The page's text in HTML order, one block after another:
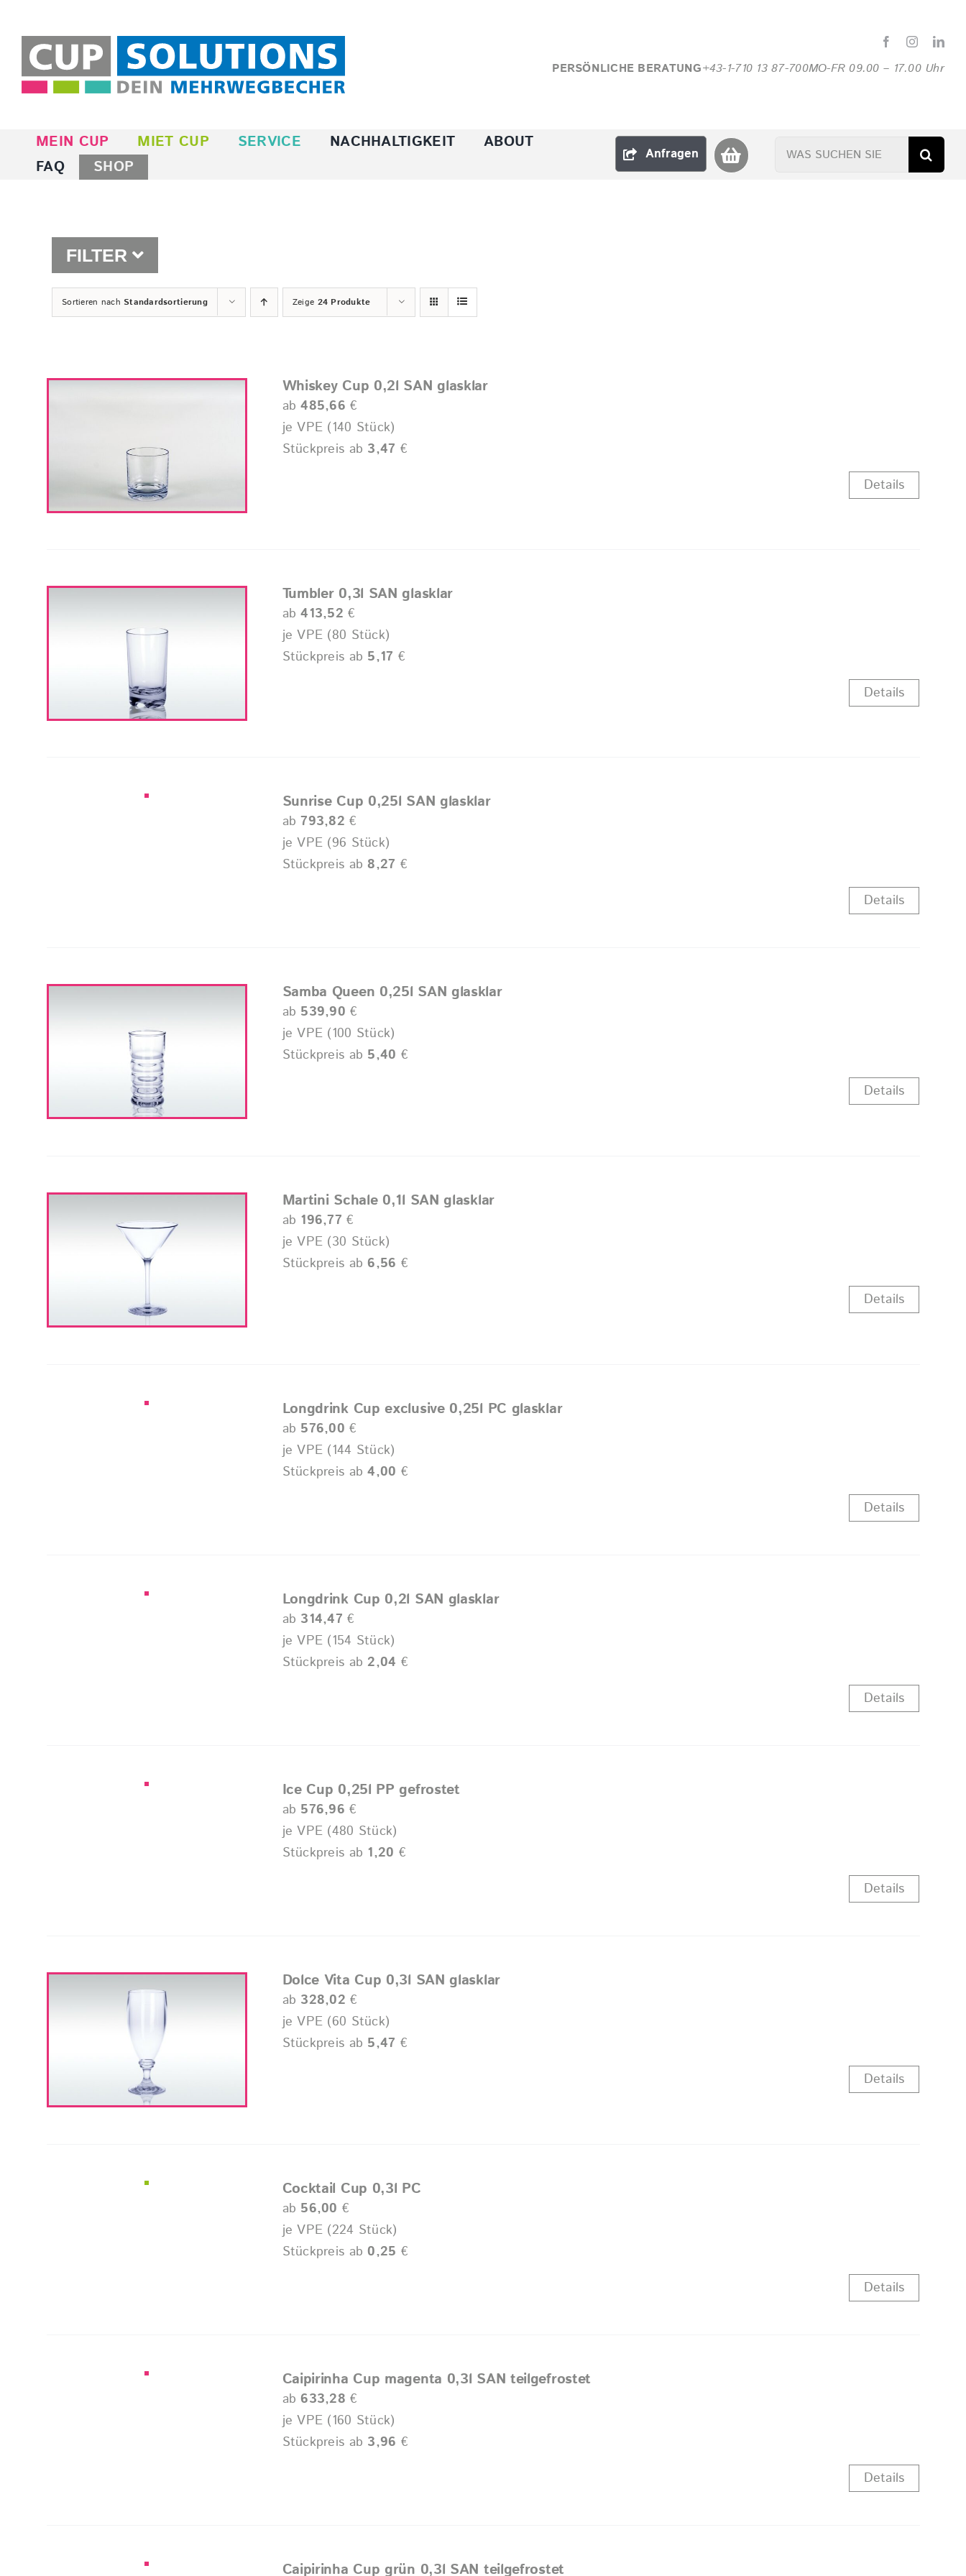
Inhalt
springen
PERSÖNLICHE BERATUNG+43-1-710 13 87-700MO-FR 09.00 – 17.00 Uhr
MEIN CUP MIET CUP SERVICE NACHHALTIGKEIT
ABOUT
FAQ
SHOP
Anfragen
Suche
FILTER
Sortieren nach Standardsortierung Zeige 24 Produkte
Whiskey Cup 0,2l SAN glasklar
ab485,66 €
je VPE (140 Stück)
Stückpreis ab 3,47 €
Details
Tumbler 0,3l SAN glasklar
ab413,52 €
je VPE (80 Stück)
Stückpreis ab 5,17 €
Details
Sunrise Cup 0,25l SAN glasklar
ab793,82 €
je VPE (96 Stück)
Stückpreis ab8,27 €
Details
Samba Queen 0,25l SAN glasklar
ab 539,90 €
je VPE (100 Stück)
Stückpreis ab 5,40 €
Details
Martini Schale 0,1l SAN glasklar
ab 196,77 €
je VPE (30 Stück)
Stückpreis ab6,56 €
Details
Longdrink Cup exclusive 0,25l PC glasklar
ab 576,00 €
je VPE (144 Stück)
Stückpreis ab4,00 €
Details
Longdrink Cup 0,2l SAN glasklar
ab 314,47 €
je VPE (154 Stück)
Stückpreis ab 2,04 €
Details
Ice Cup 0,25l PP gefrostet
ab 576,96 €
je VPE (480 Stück)
Stückpreis ab 1,20 €
Details
Dolce Vita Cup 0,3l SAN glasklar
ab 328,02 €
je VPE (60 Stück)
Stückpreis ab 5,47 €
Details
Cocktail Cup 0,3l PC
ab 56,00 €
je VPE (224 Stück)
Stückpreis ab0,25 €
Details
Caipirinha Cup magenta 0,3l SAN teilgefrostet
ab633,28 €
je VPE (160 Stück)
Stückpreis ab 3,96 €
Details
Caipirinha Cup grün 0,3l SAN teilgefrostet